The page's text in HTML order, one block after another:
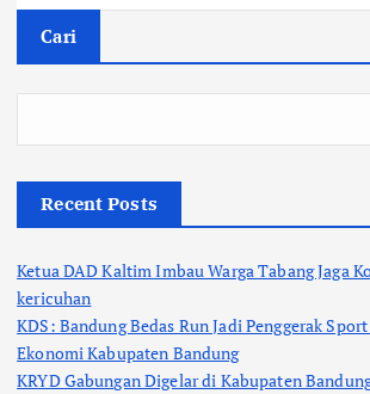
Cari
Recent Posts
Ketua DAD Kaltim Imbau Warga Tabang Jaga
kericuhan
KDS: Bandung Bedas Run Jadi Penggerak
Ekonomi Kabupaten Bandung
KRYD Gabungan Digelar di Kabupaten